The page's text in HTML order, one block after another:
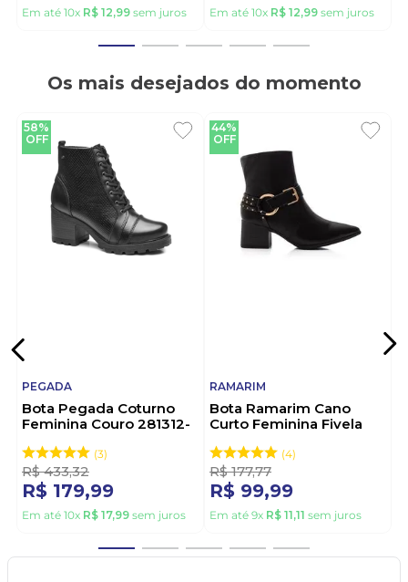
Em até 10x R$ 12,99 sem juros Em até 10x R$ 12,99 sem juros
Os mais desejados do momento
58%
OFF
PEGADA
Bota Pegada Coturno
Feminina Couro 281312-
3
R$ 433,32
R$ 179,99
Em até 10x R$ 17,99 sem juros
44%
OFF
RAMARIM
Bota Ramarim Cano
Curto Feminina Fivela
4
R$ 177,77
R$ 99,99
Em até 9x R$ 11,11 sem juros